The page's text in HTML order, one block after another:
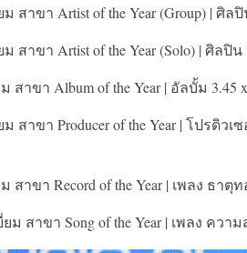
สาขา Artist of the Year (Group) | ศิล
สาขา Artist of the Year (Solo) | ศิลปิน
สาขา Album of the Year | อัลบั้ม 3.45
สาขา Producer of the Year | โปรดิว
สาขา Record of the Year | เพลง ธา
ม สาขา Song of the Year | เพลง ควา